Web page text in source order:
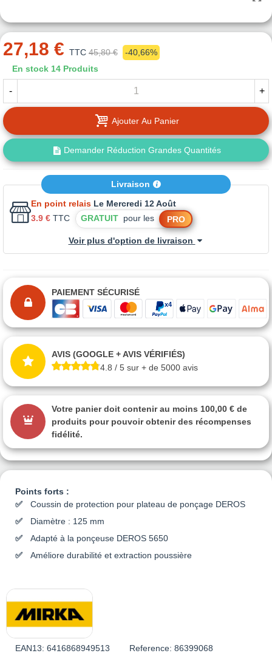
Points forts :
Coussin de protection pour plateau de ponçage DEROS
Diamètre : 125 mm
Adapté à la ponçeuse DEROS 5650
Améliore durabilité et extraction poussière
EAN13: 6416868949513 Reference: 86399068
27,18 € TTC 45,80 €
-40,66%
En stock 14 Produits
- +
Ajouter Au Panier
Demander Réduction Grandes Quantités
Livraison
En point relais Le Mercredi 12 Août
3.9 € TTC GRATUIT pour les PRO
Voir plus d'option de livraison
PAIEMENT SÉCURISÉ
AVIS (GOOGLE + AVIS VÉRIFIÉS)
4.8 / 5 sur + de 5000 avis
Votre panier doit contenir au moins 100,00 € de
produits pour pouvoir obtenir des récompenses
fidélité.